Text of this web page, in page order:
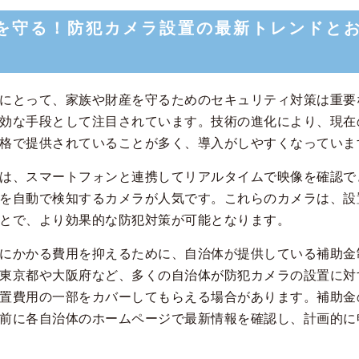
守る！防犯カメラ設置の最新トレンドと
とって、家族や財産を守るためのセキュリティ対策は重
な手段として注目されています。技術の進化により、現
で提供されていることが多く、導入がしやすくなっていま
、スマートフォンと連携してリアルタイムで映像を確認
自動で検知するカメラが人気です。これらのカメラは、
で、より効果的な防犯対策が可能となります。
かかる費用を抑えるために、自治体が提供している補助
京都や大阪府など、多くの自治体が防犯カメラの設置に
費用の一部をカバーしてもらえる場合があります。補助
に各自治体のホームページで最新情報を確認し、計画的